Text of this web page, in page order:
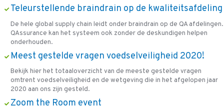
Teleurstellende braindrain op de kwaliteitsafdeling
De hele global supply chain leidt onder braindrain op de QA afdelingen.
QAssurance kan het systeem ook zonder de deskundigen helpen
onderhouden.
Meest gestelde vragen voedselveiligheid 2020!
Bekijk hier het totaaloverzicht van de meeste gestelde vragen
omtrent voedselveiligheid en de wetgeving die in het afgelopen jaar
2020 aan ons zijn gesteld.
Zoom the Room event